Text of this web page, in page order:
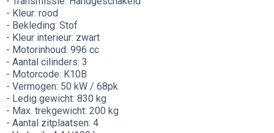
- Kleur: rood
- Bekleding: Stof
- Kleur interieur: zwart
- Motorinhoud: 996 cc
- Aantal cilinders: 3
- Motorcode: K10B
- Vermogen: 50 kW / 68pk
- Ledig gewicht: 830 kg
- Max. trekgewicht: 200 kg
- Aantal zitplaatsen: 4